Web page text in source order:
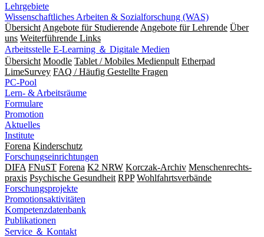
Lehrgebiete
Wissenschaftliches Arbeiten & Sozialforschung (WAS)
Übersicht Angebote für Studierende Angebote für Lehrende Über
uns Weiterführende Links
Arbeitsstelle E-Learning ＆ Digitale Medien
Übersicht Moodle Tablet / Mobiles Medienpult Etherpad
LimeSurvey FAQ / Häufig Gestellte Fragen
PC-Pool
Lern- & Arbeitsräume
Formulare
Promotion
Aktuelles
Institute
Forena Kinderschutz
Forschungseinrichtungen
DIFA FNuST Forena K2 NRW Korczak-Archiv Men­schen­rechts­
praxis Psy­chische Gesund­heit RPP Wohlfahrts­verbände
Forschungsprojekte
Promotionsaktivitäten
Kompetenzdatenbank
Publikationen
Service ＆ Kontakt